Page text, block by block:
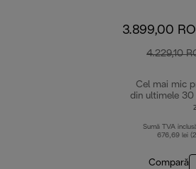
3.899,00
4.229,10
Cel mai mic
din ultimele 30
Sumă TVA
676,69 lei
Compară